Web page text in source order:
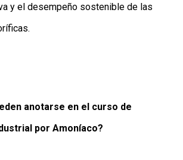
y el desempeño sostenible de las
anotarse en el curso de
por Amoníaco?